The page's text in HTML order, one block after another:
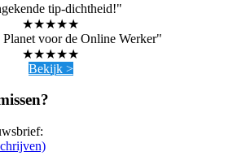
tip-dichtheid!"
★★★★★
voor de Online Werker"
★★★★★
Bekijk >